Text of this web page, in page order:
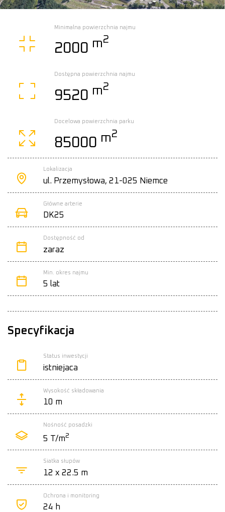
Minimalna powierzchnia najmu
2000 m2
Dostępna powierzchnia najmu
9520 m2
Docelowa powierzchnia parku
85000 m2
Lokalizacja
ul. Przemysłowa, 21-025 Niemce
Główne arterie
DK25
Dostępność od
zaraz
Min. okres najmu
5 lat
Specyfikacja
Status inwestycji
istniejaca
Wysokość składowania
10 m
Nośność posadzki
5 T/m2
Siatka słupów
12 x 22.5 m
Ochrona i monitoring
24 h